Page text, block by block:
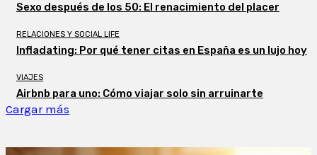
Sexo después de los 50: El renacimiento del placer
RELACIONES Y SOCIAL LIFE
Infladating: Por qué tener citas en España es un lujo hoy
VIAJES
Airbnb para uno: Cómo viajar solo sin arruinarte
Cargar más